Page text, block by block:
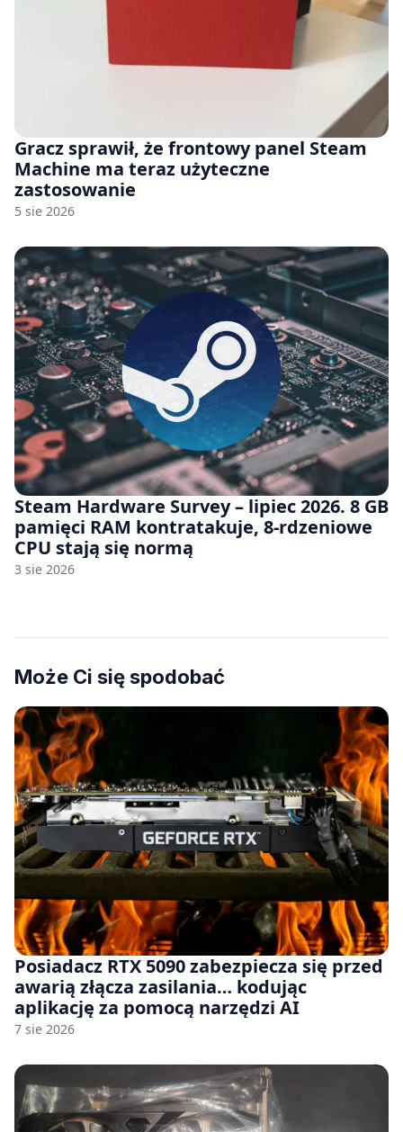
Gracz sprawił, że frontowy panel Steam
Machine ma teraz użyteczne
zastosowanie
5 sie 2026
Steam Hardware Survey – lipiec 2026. 8 GB
pamięci RAM kontratakuje, 8-rdzeniowe
CPU stają się normą
3 sie 2026
Może Ci się spodobać
Posiadacz RTX 5090 zabezpiecza się przed
awarią złącza zasilania… kodując
aplikację za pomocą narzędzi AI
7 sie 2026